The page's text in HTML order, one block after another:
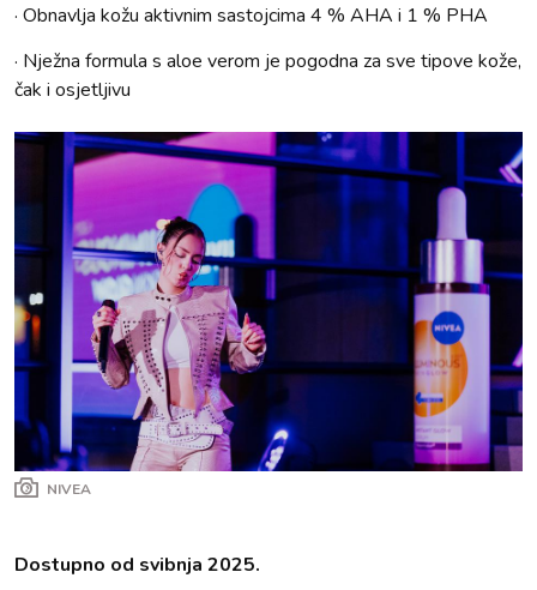
· Obnavlja kožu aktivnim sastojcima 4 % AHA i 1 % PHA
· Nježna formula s aloe verom je pogodna za sve tipove kože,
čak i osjetljivu
NIVEA
Dostupno od svibnja 2025.